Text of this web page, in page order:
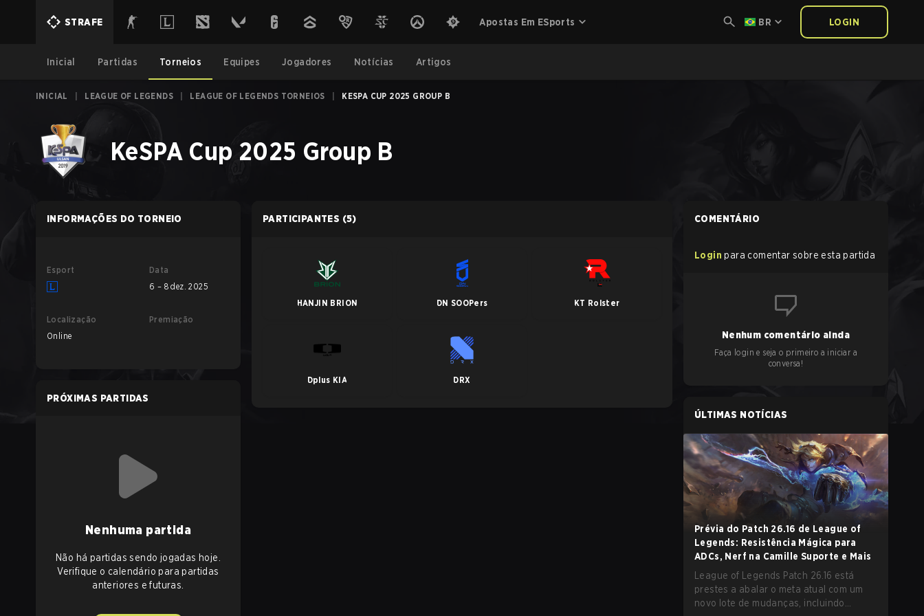
STRAFE Apostas Em ESports BR LOGIN
Inicial Partidas Torneios Equipes Jogadores Notícias Artigos
INICIAL LEAGUE OF LEGENDS LEAGUE OF LEGENDS TORNEIOS KESPA CUP 2025 GROUP B
KeSPA Cup 2025 Group B
INFORMAÇÕES DO TORNEIO
Esport
Data
6 – 8 dez. 2025
Localização
Online
Premiação
PRÓXIMAS PARTIDAS
Nenhuma partida
Não há partidas sendo jogadas hoje.
Verifique o calendário para partidas
anteriores e futuras.
PARTICIPANTES (5)
HANJIN BRION DN SOOPers KT Rolster
Dplus KIA DRX
COMENTÁRIO
Login para comentar sobre esta partida
Nenhum comentário ainda
Faça login e seja o primeiro a iniciar a
conversa!
ÚLTIMAS NOTÍCIAS
Prévia do Patch 26.16 de League of
Legends: Resistência Mágica para
ADCs, Nerf na Camille Suporte e Mais
League of Legends Patch 26.16 está
prestes a abalar o meta atual com um
novo lote de mudanças, incluindo